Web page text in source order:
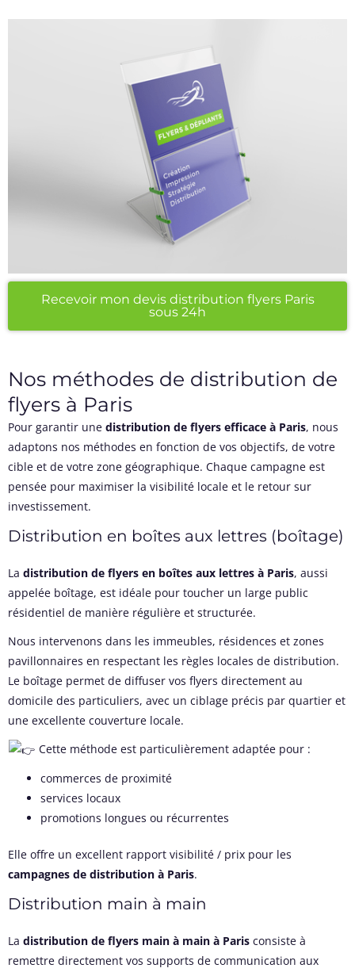
Recevoir mon devis distribution flyers Paris
sous 24h
Nos méthodes de distribution de
flyers à Paris
Pour garantir une distribution de flyers efficace à Paris, nous
adaptons nos méthodes en fonction de vos objectifs, de votre
cible et de votre zone géographique. Chaque campagne est
pensée pour maximiser la visibilité locale et le retour sur
investissement.
Distribution en boîtes aux lettres (boîtage)
La distribution de flyers en boîtes aux lettres à Paris, aussi
appelée boîtage, est idéale pour toucher un large public
résidentiel de manière régulière et structurée.
Nous intervenons dans les immeubles, résidences et zones
pavillonnaires en respectant les règles locales de distribution.
Le boîtage permet de diffuser vos flyers directement au
domicile des particuliers, avec un ciblage précis par quartier et
une excellente couverture locale.
Cette méthode est particulièrement adaptée pour :
commerces de proximité
services locaux
promotions longues ou récurrentes
Elle offre un excellent rapport visibilité / prix pour les
campagnes de distribution à Paris.
Distribution main à main
La distribution de flyers main à main à Paris consiste à
remettre directement vos supports de communication aux